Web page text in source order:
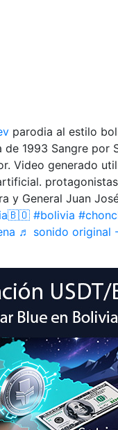
parodia al estilo
de 1993 Sangre por
Video generado
y General Juan
#bolivia
♬ sonido original